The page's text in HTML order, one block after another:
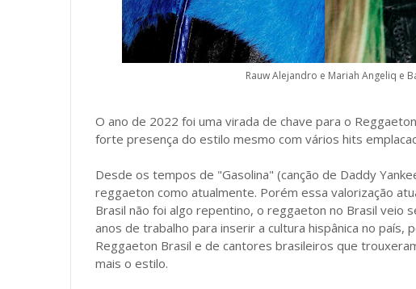
Rauw Alejandro e Mariah Angeliq e
O ano de 2022 foi uma virada de chave para o
forte presença do estilo mesmo com vários hits
Desde os tempos de "Gasolina" (canção de Daddy
reggaeton como atualmente. Porém essa valorização
Brasil não foi algo repentino, o reggaeton no Brasil veio
anos de trabalho para inserir a cultura hispânica no país,
Reggaeton Brasil e de cantores brasileiros que
mais o estilo.